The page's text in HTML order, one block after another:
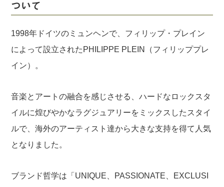
ついて
1998年ドイツのミュンヘンで、フィリップ・プレイン
によって設立されたPHILIPPE PLEIN（フィリッププレ
イン）。
音楽とアートの融合を感じさせる、ハードなロックスタ
イルに煌びやかなラグジュアリーをミックスしたスタイ
ルで、海外のアーティスト達から大きな支持を得て人気
となりました。
ブランド哲学は「UNIQUE、PASSIONATE、EXCLUSI